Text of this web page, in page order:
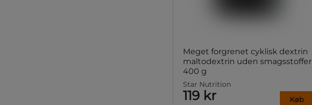
Meget forgrenet cyklisk dextrin
maltodextrin uden smagsstoffer
400 g
Star Nutrition
119 kr Køb